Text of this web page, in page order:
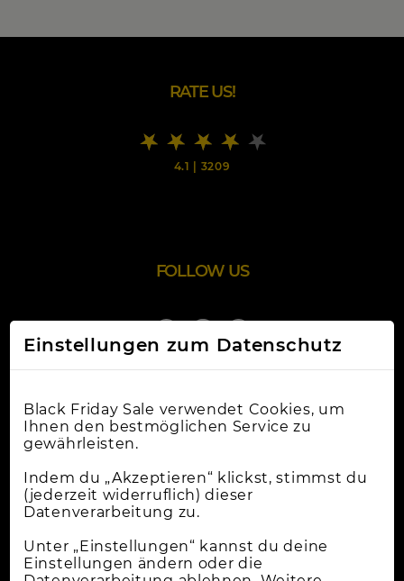
RATE US!
4.1 3209
FOLLOW US
Online-Shops
Apple Deals
Cybermonday
News
Einstellungen zum Datenschutz
Black Friday Sale verwendet Cookies, um
Ihnen den bestmöglichen Service zu
gewährleisten.
Indem du „Akzeptieren“ klickst, stimmst du
(jederzeit widerruflich) dieser
Datenverarbeitung zu.
Unter „Einstellungen“ kannst du deine
Einstellungen ändern oder die